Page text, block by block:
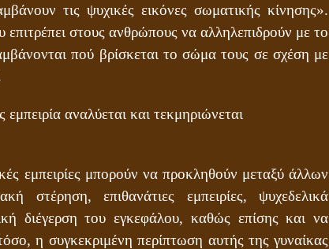
τις ψυχικές εικόνες σωματικής κίνησης».
στους ανθρώπους να αλληλεπιδρούν με το
πού βρίσκεται το σώμα τους σε σχέση με
αναλύεται και τεκμηριώνεται
εμπειρίες μπορούν να προκληθούν μεταξύ άλλων
στέρηση, επιθανάτιες εμπειρίες, ψυχεδελικά
διέγερση του εγκεφάλου, καθώς επίσης και να
η συγκεκριμένη περίπτωση αυτής της γυναίκας